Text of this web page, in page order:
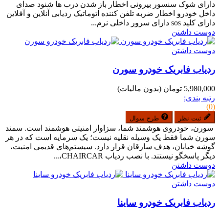
دارای شوک سنسور بیرونی اخطار باز شدن درب ها شنود صدای
داخل خودرو اخطار ضربه تلفن کننده اتوماتیک ردیابی آنلاین و آفلاین
دارای کلید sos دارای سرور داخلی نرم...
دوست داشتن
دوست داشتن
ردیاب فابریک خودرو سورن
5,980,000 تومان
(بدون مالیات)
رتبه بندی:
(0)
ثبت نظر طرح سوال
سورن، خودروی هوشمند شما، سزاوار امنیتی هوشمند است. سمند
سورن شما فقط یک وسیله نقلیه نیست؛ یک سرمایه است که در هر
گوشه خیابان، هدف سارقان قرار دارد. سیستم‌های قدیمی امنیت،
دیگر پاسخگو نیستند. با نصب ردیاب CHAIRCAR،...
دوست داشتن
دوست داشتن
ردیاب فابریک خودرو ساینا